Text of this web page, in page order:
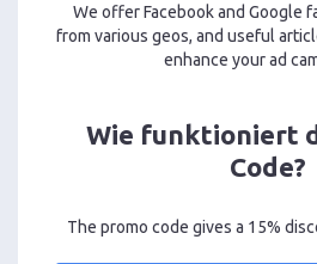
We offer Facebook and Google
from various geos, and useful
enhance your ad
Wie funktioniert
Code?
The promo code gives a 15%